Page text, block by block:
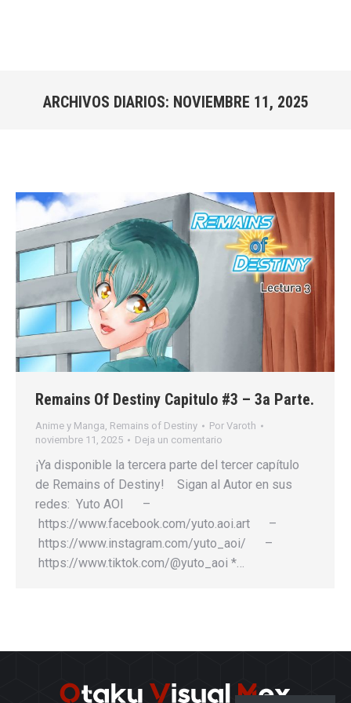
ARCHIVOS DIARIOS: NOVIEMBRE 11, 2025
Remains Of Destiny Capitulo #3 – 3a Parte.
Anime y Manga, Remains of Destiny Por Varoth
noviembre 11, 2025
Deja un comentario
¡Ya disponible la tercera parte del tercer capítulo
de Remains of Destiny! Sigan al Autor en sus
redes: Yuto AOI –
https://www.facebook.com/yuto.aoi.art –
https://www.instagram.com/yuto_aoi/ –
https://www.tiktok.com/@yuto_aoi *…